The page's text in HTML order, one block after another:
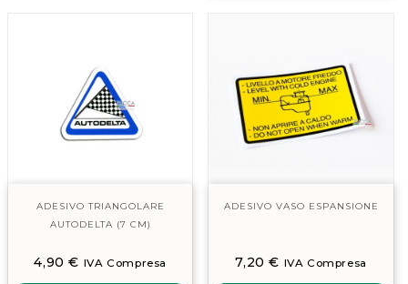
ADESIVO TRIANGOLARE
AUTODELTA (7 CM)
4,90€ IVA Compresa
ADESIVO VASO ESPANSIONE
7,20€ IVA Compresa